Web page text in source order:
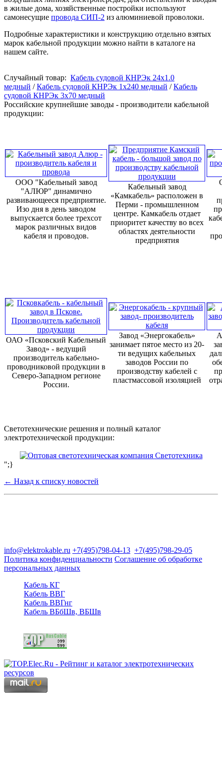
в жилые дома, хозяйственные постройки используют
самонесущие провода СИП-2 из алюминиевой проволоки.
Подробные характеристики и конструкцию отдельно взятых
марок кабельной продукции можно найти в каталоге на
нашем сайте.
Случайный товар: Кабель судовой КНРЭк 24x1.0
медный /Кабель судовой КНРЭк 1x240 медный /Кабель
судовой КНРЭк 3x70 медный
Российские крупнейшие заводы - производители кабельной
продукции:
ООО "Кабельный завод
"АЛЮР" динамично
развивающееся предприятие.
Изо дня в день заводом
выпускается более трехсот
марок различных видов
кабеля и проводов.
Кабельный завод
«Камкабель» расположен в
Перми - промышленном
центре. Камкабель отдает
приоритет качеству во всех
областях деятельности
предприятия
ОАО «Псковский Кабельный
Завод» - ведущий
производитель кабельно-
проводниковой продукции в
Северо-Западном регионе
России.
Завод «Энергокабель»
занимает пятое место из 20-
ти ведущих кабельных
заводов России по
производству кабелей с
пластмассовой изоляцией
Светотехнические решения и полный каталог
электротехнической продукции:
";}
← Назад к списку новостей
info@elektrokable.ru +7(495)798-04-13 +7(495)798-29-05
Политика конфиденциальности Соглашение об обработке
персональных данных
Кабель КГ
Кабель ВВГ
Кабель ВВГнг
Кабель ВБбШв, ВБШв